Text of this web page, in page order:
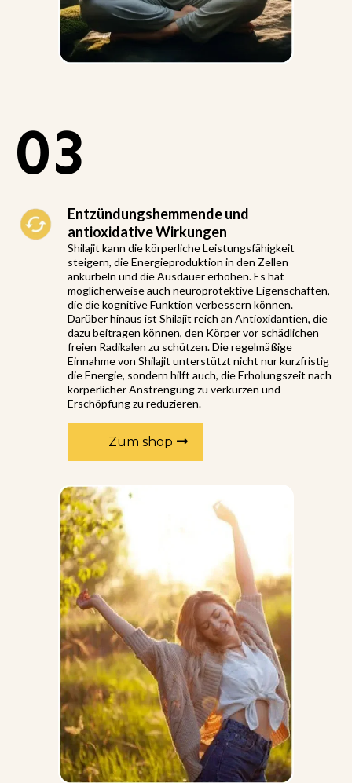
03
Entzündungshemmende und
antioxidative Wirkungen
Shilajit kann die körperliche Leistungsfähigkeit
steigern, die Energieproduktion in den Zellen
ankurbeln und die Ausdauer erhöhen. Es hat
möglicherweise auch neuroprotektive Eigenschaften,
die die kognitive Funktion verbessern können.
Darüber hinaus ist Shilajit reich an Antioxidantien, die
dazu beitragen können, den Körper vor schädlichen
freien Radikalen zu schützen. Die regelmäßige
Einnahme von Shilajit unterstützt nicht nur kurzfristig
die Energie, sondern hilft auch, die Erholungszeit nach
körperlicher Anstrengung zu verkürzen und
Erschöpfung zu reduzieren.
Zum shop